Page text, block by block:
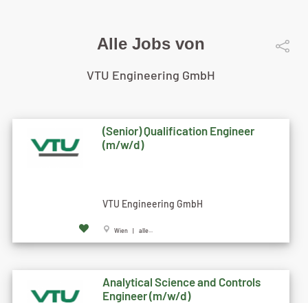
Alle Jobs von
VTU Engineering GmbH
(Senior) Qualification Engineer
(m/w/d)
VTU Engineering GmbH
Wien | alle...
Analytical Science and Controls
Engineer (m/w/d)